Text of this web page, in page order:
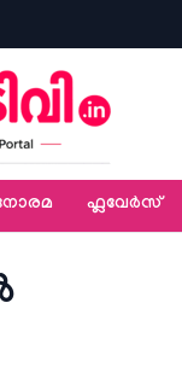
ഫ്ലവേര്‍സ്